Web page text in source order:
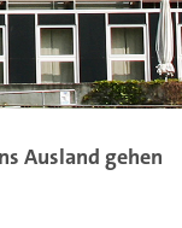
Ausland gehen